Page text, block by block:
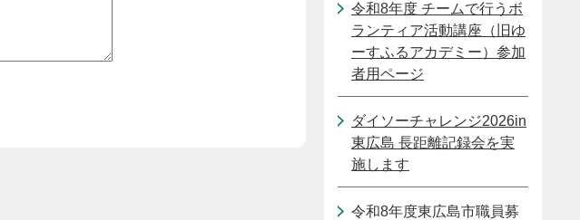
令和8年度 チームで行うボ
ランティア活動講座（旧ゆ
ーすふるアカデミー）参加
者用ページ
ダイソーチャレンジ2026in
東広島 長距離記録会を実
施します
令和8年度東広島市職員募